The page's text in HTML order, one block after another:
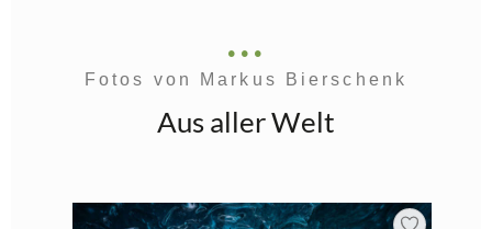
Fotos von Markus Bierschenk
Aus aller Welt